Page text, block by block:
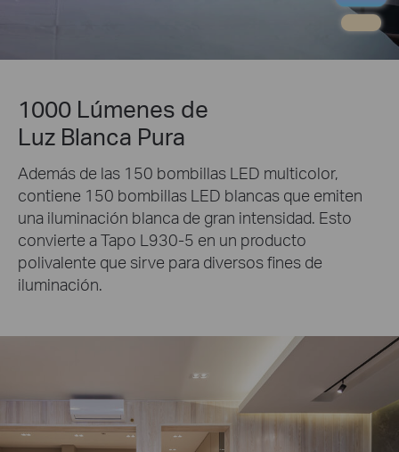
1000 Lúmenes de
Luz Blanca Pura
Además de las 150 bombillas LED multicolor,
contiene 150 bombillas LED blancas que emiten
una iluminación blanca de gran intensidad. Esto
convierte a Tapo L930-5 en un producto
polivalente que sirve para diversos fines de
iluminación.